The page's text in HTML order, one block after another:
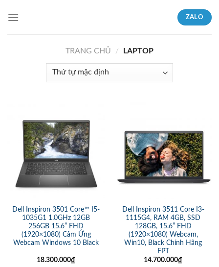
ZALO
TRANG CHỦ / LAPTOP
Dell Inspiron 3501 Core™ I5-
1035G1 1.0GHz 12GB
256GB 15.6” FHD
(1920×1080) Cảm Ứng
Webcam Windows 10 Black
18.300.000₫
Dell Inspiron 3511 Core I3-
1115G4, RAM 4GB, SSD
128GB, 15.6” FHD
(1920×1080) Webcam,
Win10, Black Chính Hãng
FPT
14.700.000₫